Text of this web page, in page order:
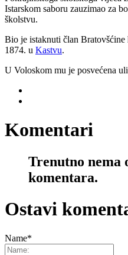
Istarskom saboru zauzimao za
školstvu.
Bio je istaknuti član
1874. u Kastvu.
U Voloskom mu je posvećena
Komentari
Trenutno nema
komentara.
Ostavi
Name*